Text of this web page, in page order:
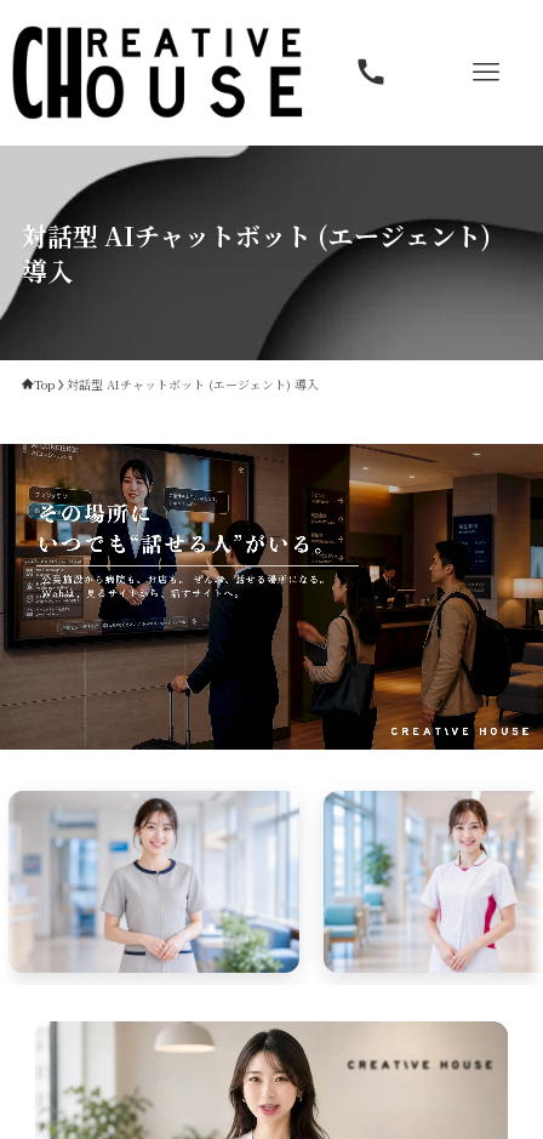
対話型 AIチャットボット (エージェント)
導入
Top 対話型 AIチャットボット (エージェント) 導入